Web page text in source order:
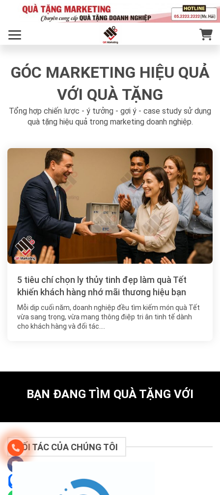
GÓC MARKETING HIỆU QUẢ
VỚI QUÀ TẶNG
Tổng hợp chiến lược - ý tưởng - gợi ý - case study sử dụng
quà tặng hiệu quả trong marketing doanh nghiệp.
5 tiêu chí chọn ly thủy tinh đẹp làm quà Tết
khiến khách hàng nhớ mãi thương hiệu bạn
Mỗi dịp cuối năm, doanh nghiệp đều tìm kiếm món quà Tết
vừa sang trọng, vừa mang thông điệp tri ân tinh tế dành
cho khách hàng và đối tác….
BẠN ĐANG TÌM QUÀ TẶNG VỚI
ĐỐI TÁC CỦA CHÚNG TÔI